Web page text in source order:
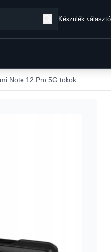
Készülék választó
Note 12 Pro 5G tokok